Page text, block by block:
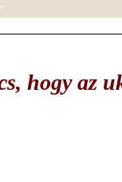
hogy az